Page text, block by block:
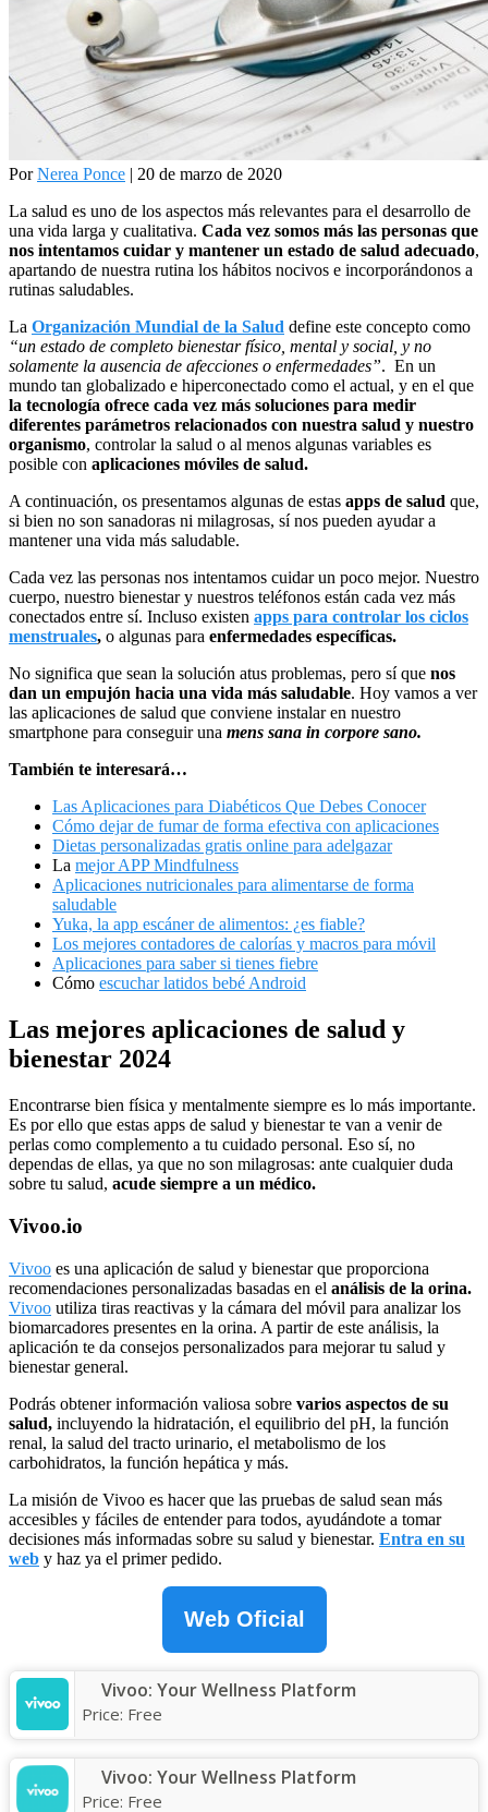
PorNerea Ponce | 20 de marzo de 2020
La salud es uno de los aspectos más relevantes para el desarrollo de
una vida larga y cualitativa. Cada vez somos más las personas que
nos intentamos cuidar y mantener un estado de salud adecuado,
apartando de nuestra rutina los hábitos nocivos e incorporándonos a
rutinas saludables.
La Organización Mundial de la Salud define este concepto como
“un estado de completo bienestar físico, mental y social, y no
solamente la ausencia de afecciones o enfermedades”. En un
mundo tan globalizado e hiperconectado como el actual, y en el que
la tecnología ofrece cada vez más soluciones para medir
diferentes parámetros relacionados con nuestra salud y nuestro
organismo, controlar la salud o al menos algunas variables es
posible con aplicaciones móviles de salud.
A continuación, os presentamos algunas de estas apps de salud que,
si bien no son sanadoras ni milagrosas, sí nos pueden ayudar a
mantener una vida más saludable.
Cada vez las personas nos intentamos cuidar un poco mejor. Nuestro
cuerpo, nuestro bienestar y nuestros teléfonos están cada vez más
conectados entre sí. Incluso existen apps para controlar los ciclos
menstruales, o algunas para enfermedades específicas.
No significa que sean la solución atus problemas, pero sí que nos
dan un empujón hacia una vida más saludable. Hoy vamos a ver
las aplicaciones de salud que conviene instalar en nuestro
smartphone para conseguir una mens sana in corpore sano.
También te interesará…
Las Aplicaciones para Diabéticos Que Debes Conocer
Cómo dejar de fumar de forma efectiva con aplicaciones
Dietas personalizadas gratis online para adelgazar
La mejor APP Mindfulness
Aplicaciones nutricionales para alimentarse de forma
saludable
Yuka, la app escáner de alimentos: ¿es fiable?
Los mejores contadores de calorías y macros para móvil
Aplicaciones para saber si tienes fiebre
Cómo escuchar latidos bebé Android
Las mejores aplicaciones de salud y
bienestar 2024
Encontrarse bien física y mentalmente siempre es lo más importante.
Es por ello que estas apps de salud y bienestar te van a venir de
perlas como complemento a tu cuidado personal. Eso sí, no
dependas de ellas, ya que no son milagrosas: ante cualquier duda
sobre tu salud, acude siempre a un médico.
Vivoo.io
Vivoo es una aplicación de salud y bienestar que proporciona
recomendaciones personalizadas basadas en el análisis de la orina.
Vivoo utiliza tiras reactivas y la cámara del móvil para analizar los
biomarcadores presentes en la orina. A partir de este análisis, la
aplicación te da consejos personalizados para mejorar tu salud y
bienestar general.
Podrás obtener información valiosa sobre varios aspectos de su
salud, incluyendo la hidratación, el equilibrio del pH, la función
renal, la salud del tracto urinario, el metabolismo de los
carbohidratos, la función hepática y más.
La misión de Vivoo es hacer que las pruebas de salud sean más
accesibles y fáciles de entender para todos, ayudándote a tomar
decisiones más informadas sobre su salud y bienestar. Entra en su
web y haz ya el primer pedido.
Web Oficial
Vivoo: Your Wellness Platform
Price: Free
Vivoo: Your Wellness Platform
Price: Free